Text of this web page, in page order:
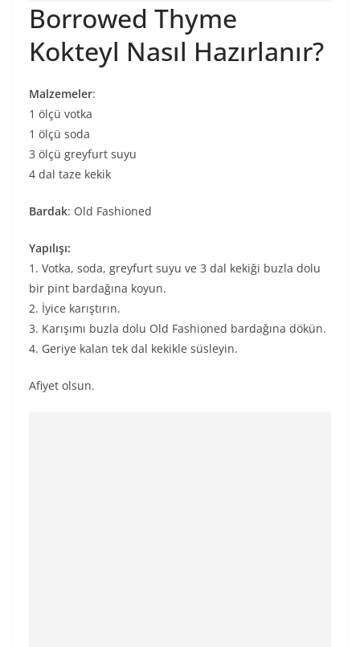
Borrowed Thyme
Kokteyl Nasıl Hazırlanır?
Malzemeler:
1 ölçü votka
1 ölçü soda
3 ölçü greyfurt suyu
4 dal taze kekik
Bardak: Old Fashioned
Yapılışı:
1. Votka, soda, greyfurt suyu ve 3 dal kekiği buzla dolu
bir pint bardağına koyun.
2. İyice karıştırın.
3. Karışımı buzla dolu Old Fashioned bardağına dökün.
4. Geriye kalan tek dal kekikle süsleyin.
Afiyet olsun.